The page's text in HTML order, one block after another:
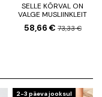
SELLE KÕRVAL ON
VALGE MUSLIINKLEIT
58,66 € 73,33 €
2-3 päeva jooksul